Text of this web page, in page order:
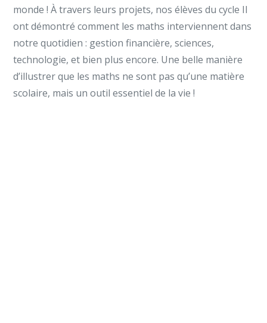
monde ! À travers leurs projets, nos élèves du cycle II
ont démontré comment les maths interviennent dans
notre quotidien : gestion financière, sciences,
technologie, et bien plus encore. Une belle manière
d’illustrer que les maths ne sont pas qu’une matière
scolaire, mais un outil essentiel de la vie !